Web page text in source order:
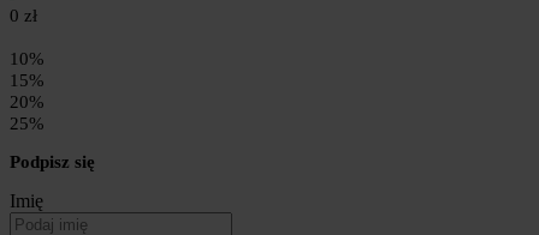
0 zł
10%
15%
20%
25%
Podpisz się
Imię